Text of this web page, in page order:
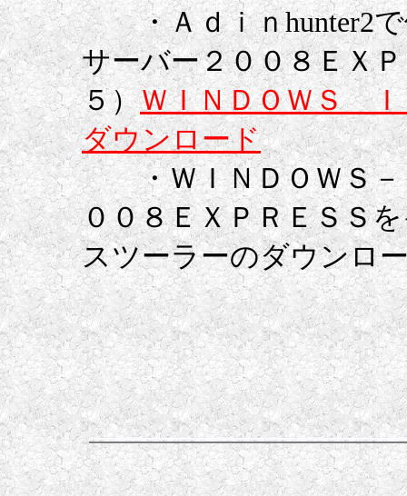
・Ａｄｉｎhunter2で
サーバー２００８ＥＸ
５）ＷＩＮＤＯＷＳ
ダウンロード
・ＷＩＮＤＯＷＳ－
００８ＥＸＰＲＥＳＳ
スツーラーのダウンロ